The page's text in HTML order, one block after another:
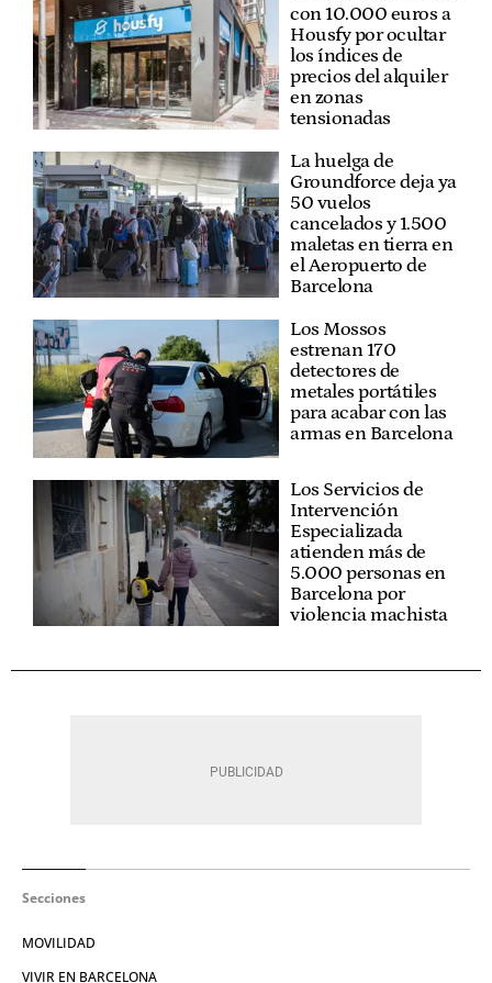
con 10.000 euros a
Housfy por ocultar
los índices de
precios del alquiler
en zonas
tensionadas
La huelga de
Groundforce deja ya
50 vuelos
cancelados y 1.500
maletas en tierra en
el Aeropuerto de
Barcelona
Los Mossos
estrenan 170
detectores de
metales portátiles
para acabar con las
armas en Barcelona
Los Servicios de
Intervención
Especializada
atienden más de
5.000 personas en
Barcelona por
violencia machista
Secciones
MOVILIDAD
VIVIR EN BARCELONA